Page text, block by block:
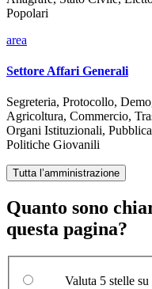
Popolari
area
Settore Affari Generali
Segreteria, Protocollo,
Agricoltura, Commercio,
Organi Istituzionali,
Politiche Giovanili
Tutta l’amministrazione
Quanto sono
questa pagina?
Valuta 5 stelle su